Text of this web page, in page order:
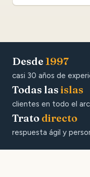
Desde 1997
casi 30 años de
Todas las islas
clientes en todo el
Trato directo
respuesta ágil y